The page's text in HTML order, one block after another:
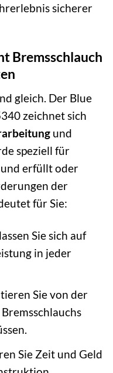
sicherer
Bremsschlauch
gleich. Der Blue
zeichnet sich
und
speziell für
erfüllt oder
der
für Sie:
Sie sich auf
in jeder
Sie von der
Sie Zeit und Geld